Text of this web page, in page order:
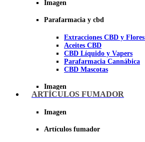
Imagen
Parafarmacia y cbd
Extracciones CBD y
Aceites CBD
CBD Líquido y Vapers
Parafarmacia Cannábica
CBD Mascotas
Imagen
ARTÍCULOS FUMADOR
Imagen
Artículos fumador